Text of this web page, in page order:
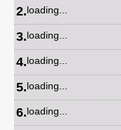
2.loading...
3.loading...
4.loading...
5.loading...
6.loading...